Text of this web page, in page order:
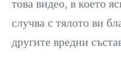
това видео, в което
случва с тялото ви
другите вредни